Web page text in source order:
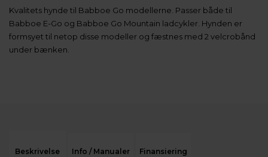
Kvalitets hynde til Babboe Go modellerne. Passer både til
Babboe E-Go og Babboe Go Mountain ladcykler. Hynden er
formsyet til netop disse modeller og fæstnes med 2 velcrobånd
under bænken.
Beskrivelse Info / Manualer Finansiering